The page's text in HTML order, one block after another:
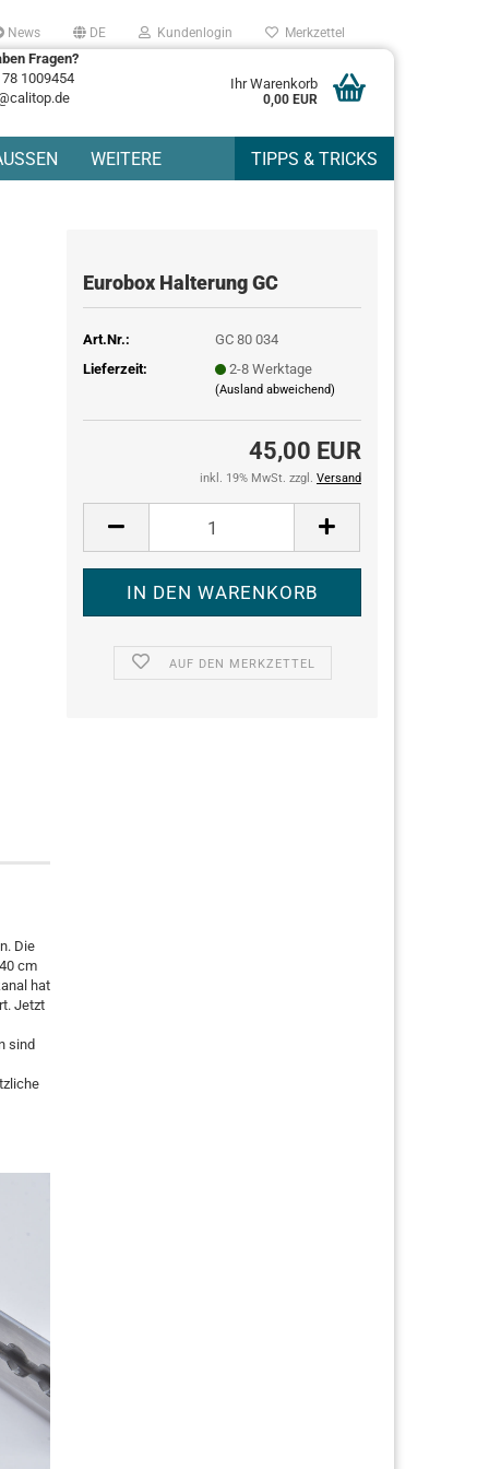
News DE Kundenlogin Merkzettel
Fragen?
1009454
Ihr Warenkorb
0,00 EUR
TIPPS & TRICKS
WEITERE
Eurobox Halterung GC
Art.Nr.:
GC 80 034
Lieferzeit:
2-8 Werktage
(Ausland abweichend)
45,00 EUR
inkl. 19% MwSt. zzgl. Versand
AUF DEN MERKZETTEL
Die
cm
hat
Jetzt
sind